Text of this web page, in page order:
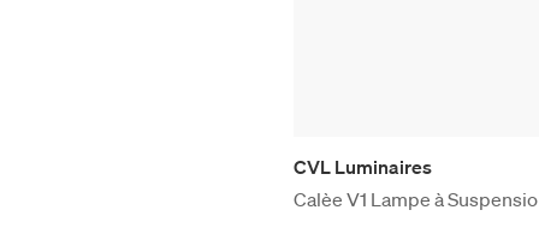
CVL Luminaires
Calèe V1 Lampe à